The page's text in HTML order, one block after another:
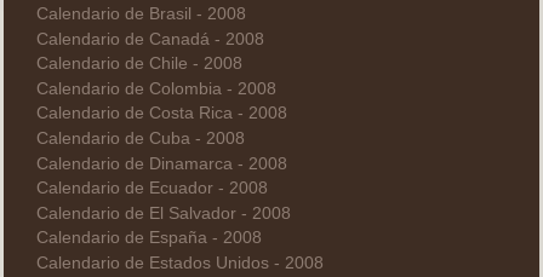
Calendario de Brasil - 2008
Calendario de Canadá - 2008
Calendario de Chile - 2008
Calendario de Colombia - 2008
Calendario de Costa Rica - 2008
Calendario de Cuba - 2008
Calendario de Dinamarca - 2008
Calendario de Ecuador - 2008
Calendario de El Salvador - 2008
Calendario de España - 2008
Calendario de Estados Unidos - 2008